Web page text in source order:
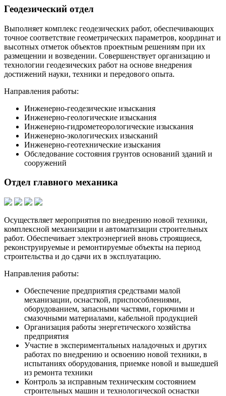
Геодезический отдел
Выполняет комплекс геодезических работ, обеспечивающих
точное соответствие геометрических параметров, координат и
высотных отметок объектов проектным решениям при их
размещении и возведении. Совершенствует организацию и
технологии геодезических работ на основе внедрения
достижений науки, техники и передового опыта.
Направления работы:
Инженерно-геодезические изыскания
Инженерно-геологические изыскания
Инженерно-гидрометеорологические изыскания
Инженерно-экологических изысканий
Инженерно-геотехнические изыскания
Обследование состояния грунтов оснований зданий и
сооружений
Отдел главного механика
Осуществляет мероприятия по внедрению новой техники,
комплексной механизации и автоматизации строительных
работ. Обеспечивает электроэнергией вновь строящиеся,
реконструируемые и ремонтируемые объекты на период
строительства и до сдачи их в эксплуатацию.
Направления работы:
Обеспечение предприятия средствами малой
механизации, оснасткой, приспособлениями,
оборудованием, запасными частями, горючими и
смазочными материалами, кабельной продукцией
Организация работы энергетического хозяйства
предприятия
Участие в экспериментальных наладочных и других
работах по внедрению и освоению новой техники, в
испытаниях оборудования, приемке новой и вышедшей
из ремонта техники
Контроль за исправным техническим состоянием
строительных машин и технологической оснастки